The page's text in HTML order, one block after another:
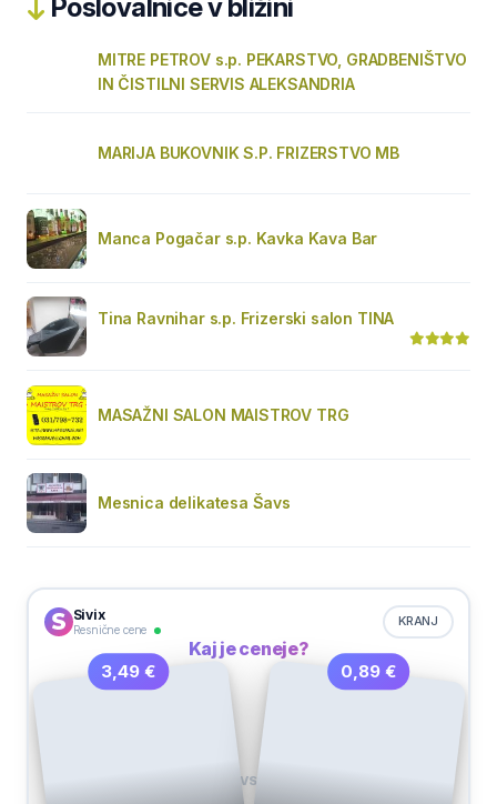
Poslovalnice v bližini
MITRE PETROV s.p. PEKARSTVO, GRADBENIŠTVO
IN ČISTILNI SERVIS ALEKSANDRIA
MARIJA BUKOVNIK S.P. FRIZERSTVO MB
Manca Pogačar s.p. Kavka Kava Bar
Tina Ravnihar s.p. Frizerski salon TINA
MASAŽNI SALON MAISTROV TRG
Mesnica delikatesa Šavs
Sivix
Resnične cene
KRANJ
Kaj je ceneje?
3,49 €
VS
0,89 €